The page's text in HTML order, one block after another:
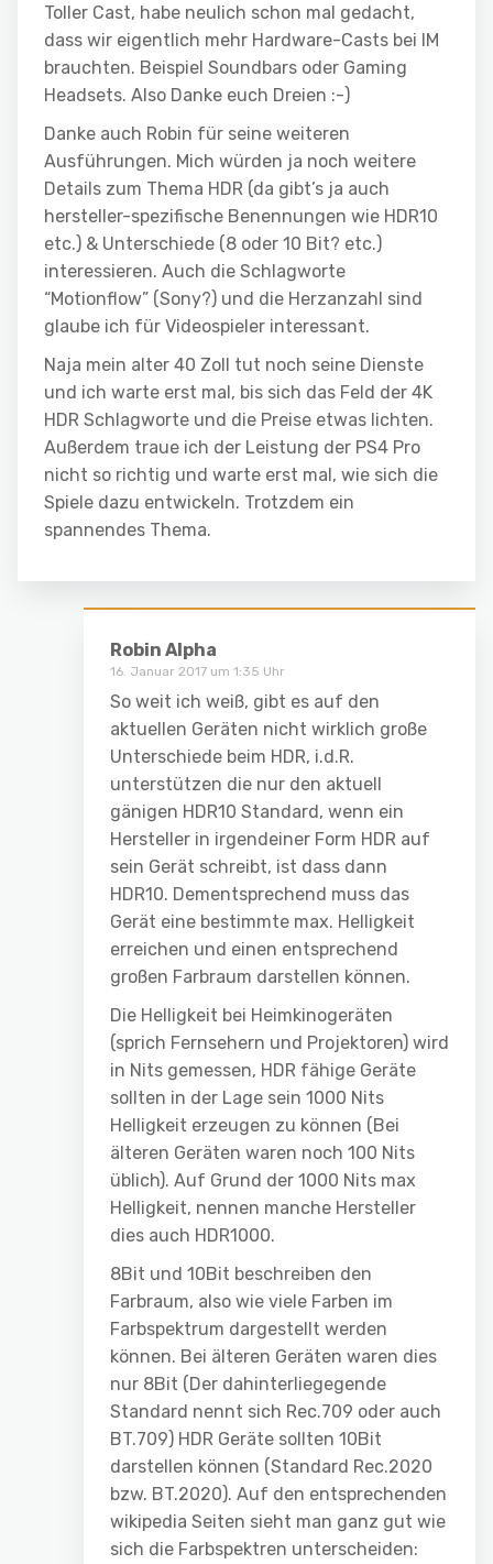
Toller Cast, habe neulich schon mal gedacht,
dass wir eigentlich mehr Hardware-Casts bei IM
brauchten. Beispiel Soundbars oder Gaming
Headsets. Also Danke euch Dreien :-)
Danke auch Robin für seine weiteren
Ausführungen. Mich würden ja noch weitere
Details zum Thema HDR (da gibt’s ja auch
hersteller-spezifische Benennungen wie HDR10
etc.) & Unterschiede (8 oder 10 Bit? etc.)
interessieren. Auch die Schlagworte
“Motionflow” (Sony?) und die Herzanzahl sind
glaube ich für Videospieler interessant.
Naja mein alter 40 Zoll tut noch seine Dienste
und ich warte erst mal, bis sich das Feld der 4K
HDR Schlagworte und die Preise etwas lichten.
Außerdem traue ich der Leistung der PS4 Pro
nicht so richtig und warte erst mal, wie sich die
Spiele dazu entwickeln. Trotzdem ein
spannendes Thema.
Robin Alpha
16. Januar 2017 um 1:35 Uhr
So weit ich weiß, gibt es auf den
aktuellen Geräten nicht wirklich große
Unterschiede beim HDR, i.d.R.
unterstützen die nur den aktuell
gänigen HDR10 Standard, wenn ein
Hersteller in irgendeiner Form HDR auf
sein Gerät schreibt, ist dass dann
HDR10. Dementsprechend muss das
Gerät eine bestimmte max. Helligkeit
erreichen und einen entsprechend
großen Farbraum darstellen können.
Die Helligkeit bei Heimkinogeräten
(sprich Fernsehern und Projektoren) wird
in Nits gemessen, HDR fähige Geräte
sollten in der Lage sein 1000 Nits
Helligkeit erzeugen zu können (Bei
älteren Geräten waren noch 100 Nits
üblich). Auf Grund der 1000 Nits max
Helligkeit, nennen manche Hersteller
dies auch HDR1000.
8Bit und 10Bit beschreiben den
Farbraum, also wie viele Farben im
Farbspektrum dargestellt werden
können. Bei älteren Geräten waren dies
nur 8Bit (Der dahinterliegegende
Standard nennt sich Rec.709 oder auch
BT.709) HDR Geräte sollten 10Bit
darstellen können (Standard Rec.2020
bzw. BT.2020). Auf den entsprechenden
wikipedia Seiten sieht man ganz gut wie
sich die Farbspektren unterscheiden: